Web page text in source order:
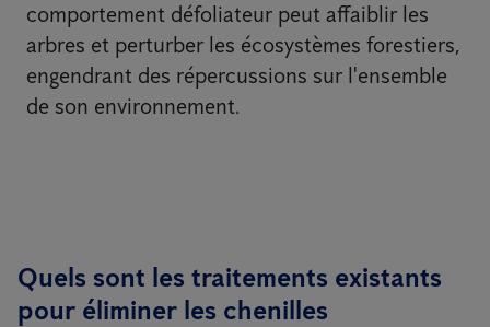
comportement défoliateur peut affaiblir les
arbres et perturber les écosystèmes forestiers,
engendrant des répercussions sur l'ensemble
de son environnement.
Quels sont les traitements existants
pour éliminer les chenilles